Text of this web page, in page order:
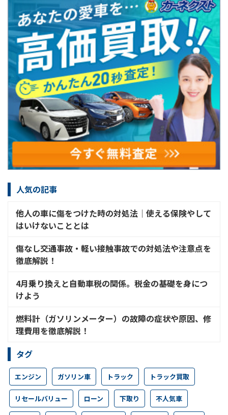
人気の記事
他人の車に傷をつけた時の対処法│使える保険やして
はいけないこととは
傷なし交通事故・軽い接触事故での対処法や注意点を
徹底解説！
4月乗り換えと自動車税の関係。税金の基礎を身につ
けよう
燃料計（ガソリンメーター）の故障の症状や原因、修
理費用を徹底解説！
タグ
エンジン ガソリン車 トラック トラック買取
リセールバリュー ローン 下取り 不人気車